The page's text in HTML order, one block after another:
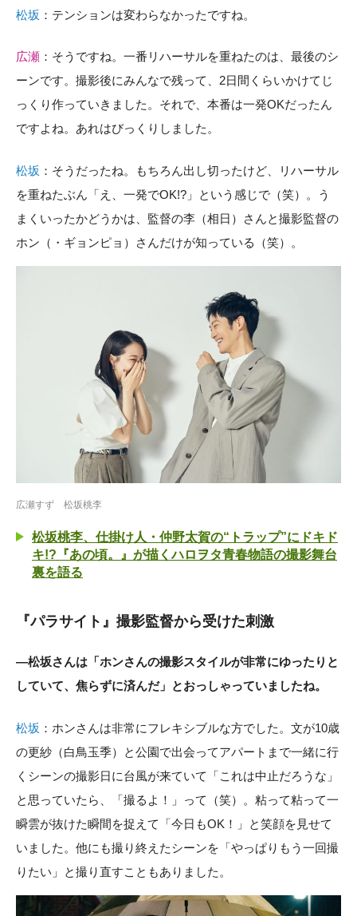
松坂 ：テンションは変わらなかったですね。
広瀬 ：そうですね。一番リハーサルを重ねたのは、最後のシ
ーンです。撮影後にみんなで残って、2日間くらいかけてじ
っくり作っていきました。それで、本番は一発OKだったん
ですよね。あれはびっくりしました。
松坂 ：そうだったね。もちろん出し切ったけど、リハーサル
を重ねたぶん「え、一発でOK!?」という感じで（笑）。う
まくいったかどうかは、監督の李（相日）さんと撮影監督の
ホン（・ギョンピョ）さんだけが知っている（笑）。
広瀬すず 松坂桃李
松坂桃李、仕掛け人・仲野太賀の“トラップ”にドキド
キ!?『あの頃。』が描くハロヲタ青春物語の撮影舞台
裏を語る
『パラサイト』撮影監督から受けた刺激
―松坂さんは「ホンさんの撮影スタイルが非常にゆったりと
していて、焦らずに済んだ」とおっしゃっていましたね。
松坂 ：ホンさんは非常にフレキシブルな方でした。文が10歳
の更紗（白鳥玉季）と公園で出会ってアパートまで一緒に行
くシーンの撮影日に台風が来ていて「これは中止だろうな」
と思っていたら、「撮るよ！」って（笑）。粘って粘って一
瞬雲が抜けた瞬間を捉えて「今日もOK！」と笑顔を見せて
いました。他にも撮り終えたシーンを「やっぱりもう一回撮
りたい」と撮り直すこともありました。